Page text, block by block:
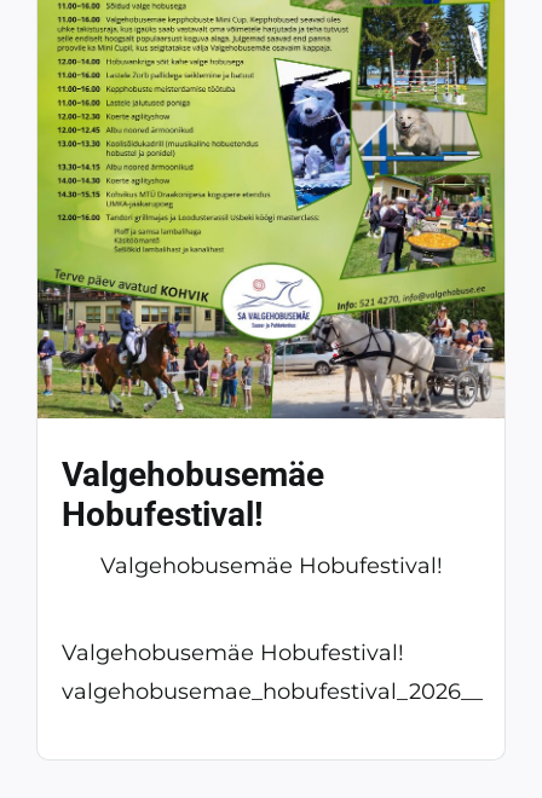
Valgehobusemäe
Hobufestival!
Valgehobusemäe Hobufestival!
Valgehobusemäe Hobufestival!
valgehobusemae_hobufestival_2026__